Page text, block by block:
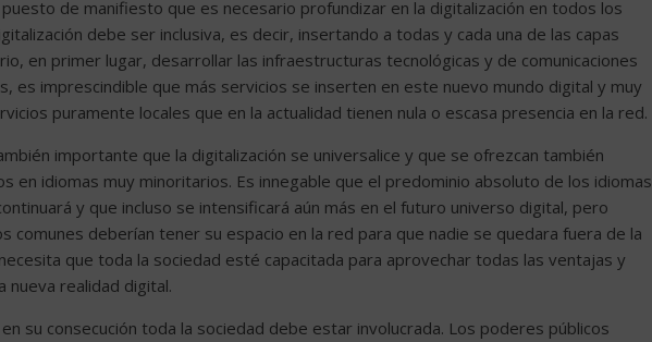
puesto de manifiesto que es necesario profundizar en la digitalización en todos los
debe ser inclusiva, es decir, insertando a todas y cada una de las capas
en primer lugar, desarrollar las infraestructuras tecnológicas y de comunicaciones
es imprescindible que más servicios se inserten en este nuevo mundo digital y muy
puramente locales que en la actualidad tienen nula o escasa presencia en la red.
importante que la digitalización se universalice y que se ofrezcan también
en idiomas muy minoritarios. Es innegable que el predominio absoluto de los idiomas
y que incluso se intensificará aún más en el futuro universo digital, pero
comunes deberían tener su espacio en la red para que nadie se quedara fuera de la
que toda la sociedad esté capacitada para aprovechar todas las ventajas y
nueva realidad digital.
su consecución toda la sociedad debe estar involucrada. Los poderes públicos